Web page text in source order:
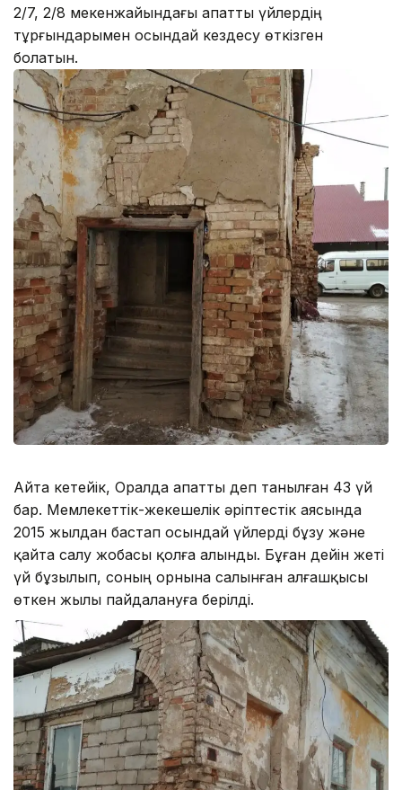
2/7, 2/8 мекенжайындағы апатты үйлердің
тұрғындарымен осындай кездесу өткізген
болатын.
Айта кетейік, Оралда апатты деп танылған 43 үй
бар. Мемлекеттік-жекешелік әріптестік аясында
2015 жылдан бастап осындай үйлерді бұзу және
қайта салу жобасы қолға алынды. Бұған дейін жеті
үй бұзылып, соның орнына салынған алғашқысы
өткен жылы пайдалануға берілді.